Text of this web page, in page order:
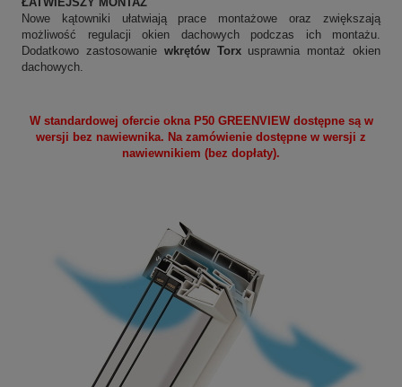
Nowe kątowniki ułatwiają prace montażowe oraz zwiększają
możliwość regulacji okien dachowych podczas ich montażu.
Dodatkowo zastosowanie wkrętów Torxusprawnia montaż okien
dachowych.
W standardowej ofercie okna P50 GREENVIEWdostępne są w
wersji bez nawiewnika. Na zamówienie dostępne w wersji z
nawiewnikiem (bez dopłaty).